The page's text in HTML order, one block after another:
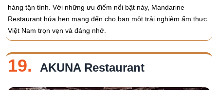
hàng tận tình. Với những ưu điểm nổi bật này, Mandarine
Restaurant hứa hẹn mang đến cho bạn một trải nghiệm ẩm thực
Việt Nam trọn vẹn và đáng nhớ.
19. AKUNA Restaurant